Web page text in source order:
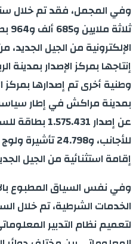
وطنية أخرى تم إصدارها بمركز
بمدينة مراكش في إطار
إقامة استثنائية من الجيل
وفي نفس السياق المطبوع
الخدمات الشرطية، تم خلال
لتعميم نظام التدبير